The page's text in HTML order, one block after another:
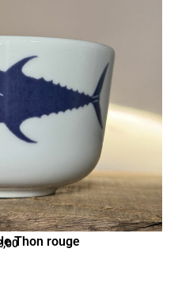
Thon rouge